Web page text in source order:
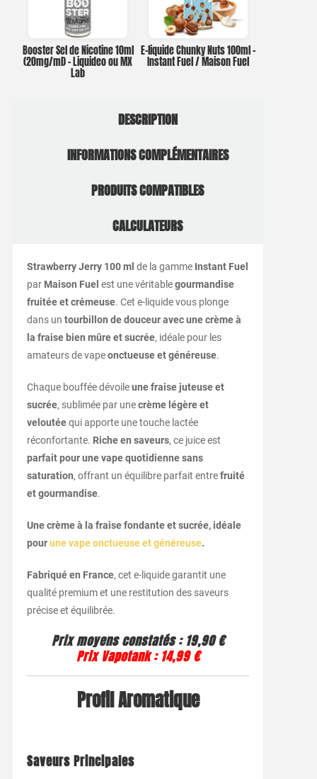
Booster Sel de Nicotine 10ml
(20mg/ml) – Liquideo ou MX
Lab
E-liquide Chunky Nuts 100ml –
Instant Fuel / Maison Fuel
DESCRIPTION
INFORMATIONS COMPLÉMENTAIRES
PRODUITS COMPATIBLES
CALCULATEURS
Strawberry Jerry 100 ml de la gamme Instant Fuel
par Maison Fuel est une véritablegourmandise
fruitée et crémeuse. Cet e-liquide vous plonge
dans un tourbillon de douceur avec une crème à
la fraise bien mûre et sucrée, idéale pour les
amateurs de vapeonctueuse et généreuse.
Chaque bouffée dévoileune fraise juteuse et
sucrée, sublimée par unecrème légère et
veloutéequi apporte une touche lactée
réconfortante. Riche en saveurs, ce juice est
parfait pour une vape quotidienne sans
saturation, offrant un équilibre parfait entrefruité
et gourmandise.
Une crème à la fraise fondante et sucrée, idéale
pourune vape onctueuse et généreuse.
Fabriqué en France, cet e-liquide garantit une
qualité premium et une restitution des saveurs
précise et équilibrée.
Prix moyens constatés :19,90 €
Prix Vapotank :14,99 €
Profil Aromatique
Saveurs Principales